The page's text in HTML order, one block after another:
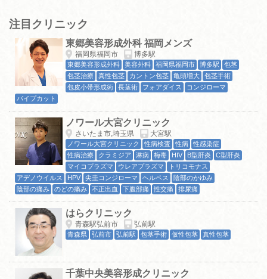
注目クリニック
東郷美容形成外科 福岡メンズ
福岡県福岡市 博多駅
東郷美容形成外科 美容外科 福岡県福岡市 博多駅
包茎
包茎治療
真性包茎 カントン包茎 亀頭増大
包茎手術
包皮小帯形成術
長茎術 フォアダイス
コンジローマ
パイプカット
ノワール大宮クリニック
さいたま市,埼玉県 大宮駅
ノワール大宮クリニック 性病検査 性病
性感染症
性病治療
クラミジア 淋病 梅毒 HIV B型肝炎
C型肝炎
マイコプラズマ
ウレアプラズマ
トリコモナス
アデノウイルス
HPV 尖圭コンジローマ ヘルペス
陰部のかゆみ
陰部の痛み
のどの痛み 不正出血 下腹部痛 性交痛 排尿痛
はらクリニック
青森駅弘前市 弘前駅
青森県 弘前市 弘前駅 包茎手術 仮性包茎 真性包茎
千葉中央美容形成クリニック